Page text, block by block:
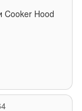
Hood